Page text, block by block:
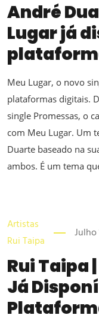
André
Lugar já
Meu Lugar, o novo
plataformas digitais.
single Promessas, o
com Meu Lugar. Um
Duarte baseado na
ambos. É um tema
Artistas
Rui Taipa
Julho
Rui Taipa
Já